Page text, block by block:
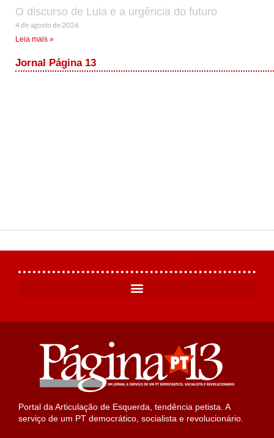
O discurso de Lula e a urgência do futuro
4 de agosto de 2026
Leia mais »
Jornal Página 13
Portal da Articulação de Esquerda, tendência petista. A
serviço de um PT democrático, socialista e revolucionário.